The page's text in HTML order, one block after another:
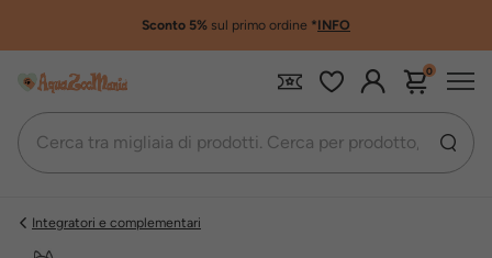
Sconto 5% sul primo ordine *INFO
0
Integratori e complementari